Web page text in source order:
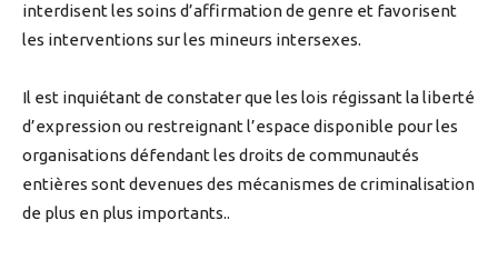
interdisent les soins d’affirmation de genre et favorisent
les interventions sur les mineurs intersexes.
Il est inquiétant de constater que les lois régissant la liberté
d’expression ou restreignant l’espace disponible pour les
organisations défendant les droits de communautés
entières sont devenues des mécanismes de criminalisation
de plus en plus importants..